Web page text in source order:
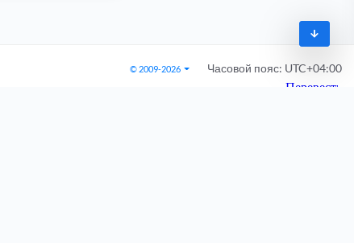
© 2009-2026 Часовой пояс: UTC+04:00